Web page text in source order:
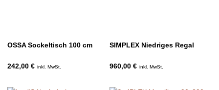
OSSA Sockeltisch 100 cm
242,00 € inkl. MwSt.
SIMPLEX Niedriges Regal
960,00 € inkl. MwSt.